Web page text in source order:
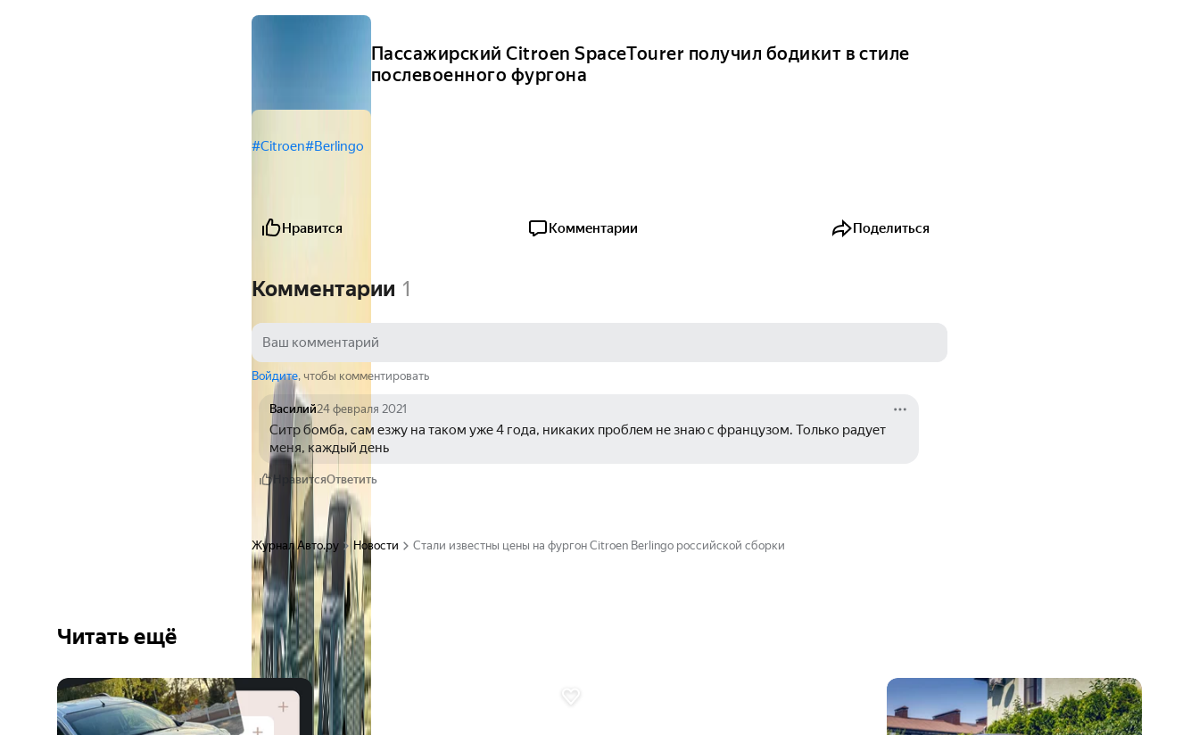
Пассажирский Citroen SpaceTourer получил бодикит в стиле
послевоенного фургона
#Citroen#Berlingo
Нравится Комментарии Поделиться
Комментарии 1
Войдите, чтобы комментировать
Василий24 февраля 2021
Ситр бомба, сам езжу на таком уже 4 года, никаких проблем не знаю с французом. Только радует
меня, каждый день
НравитсяОтветить
Журнал Авто.ру Новости Стали известны цены на фургон Citroen Berlingo российской сборки
Читать ещё
Ещё 6
фото